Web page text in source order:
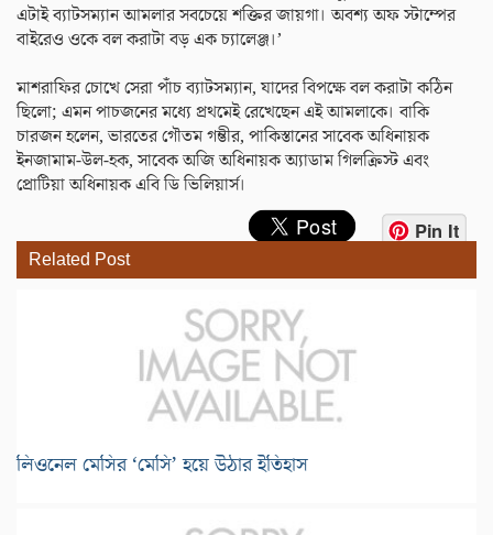
এটাই ব্যাটসম্যান আমলার সবচেয়ে শক্তির জায়গা। অবশ্য অফ স্টাম্পের
বাইরেও ওকে বল করাটা বড় এক চ্যালেঞ্জ।’
মাশরাফির চোখে সেরা পাঁচ ব্যাটসম্যান, যাদের বিপক্ষে বল করাটা কঠিন
ছিলো; এমন পাচজনের মধ্যে প্রথমেই রেখেছেন এই আমলাকে। বাকি
চারজন হলেন, ভারতের গৌতম গম্ভীর, পাকিস্তানের সাবেক অধিনায়ক
ইনজামাম-উল-হক, সাবেক অজি অধিনায়ক অ্যাডাম গিলক্রিস্ট এবং
প্রোটিয়া অধিনায়ক এবি ডি ভিলিয়ার্স।
Pin It
Related Post
লিওনেল মেসির ‘মেসি’ হয়ে উঠার ইতিহাস